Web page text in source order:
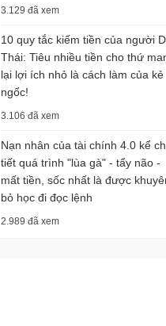
3.129 đã xem
10 quy tắc kiếm tiền của người
Thái: Tiêu nhiều tiền cho thứ
lại lợi ích nhỏ là cách làm của kẻ
ngốc!
3.106 đã xem
Nạn nhân của tài chính 4.0 kể
tiết quá trình "lùa gà" - tẩy não -
mất tiền, sốc nhất là được
bỏ học đi đọc lệnh
2.989 đã xem